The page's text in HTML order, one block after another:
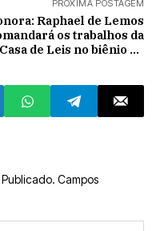
PRÓXIMA POSTAGEM
Raphael de Lemos
os trabalhos da
Casa de Leis no biênio de
Campos